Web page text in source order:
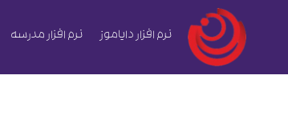
نرم افزار دایاموز نرم افزار مدرسه